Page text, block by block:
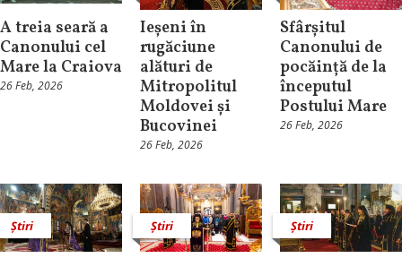
A treia seară a
Canonului cel
Mare la Craiova
26 Feb, 2026
Ieșeni în
rugăciune
alături de
Mitropolitul
Moldovei și
Bucovinei
26 Feb, 2026
Sfârșitul
Canonului de
pocăință de la
începutul
Postului Mare
26 Feb, 2026
Știri Știri Știri